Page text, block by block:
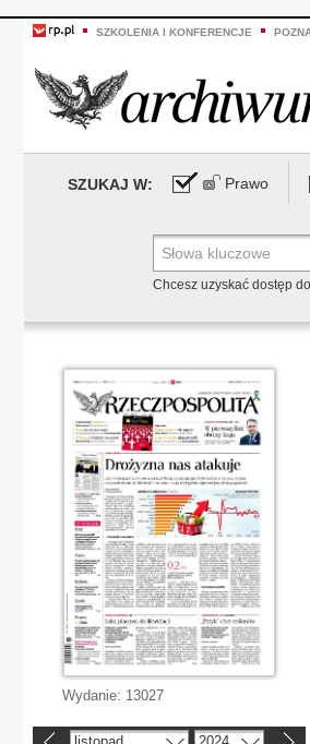
SZKOLENIA I KONFERENCJE
SZUKAJ W: Prawo
Chcesz uzyskać dostęp
Wydanie: 13027